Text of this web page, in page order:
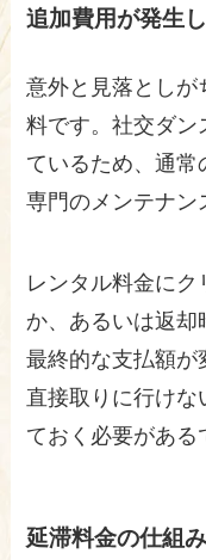
追加費用が発生
意外と見落としが
料です。社交ダン
ているため、通常
専門のメンテナン
レンタル料金に
か、あるいは返却
最終的な支払額が
直接取りに行けな
ておく必要がある
延滞料金の仕組